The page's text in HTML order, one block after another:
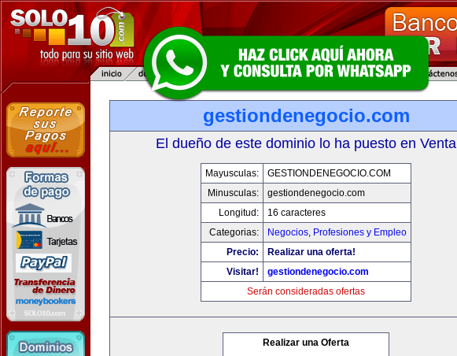
gestiondenegocio.com
El dueño de este dominio lo ha puesto en Venta
Mayusculas:
GESTIONDENEGOCIO.COM
Minusculas:
gestiondenegocio.com
Longitud:
16 caracteres
Categorias:
Negocios, Profesiones y Empleo
Precio:
Realizar una oferta!
Visitar!
gestiondenegocio.com
Serán consideradas ofertas
Realizar una Oferta